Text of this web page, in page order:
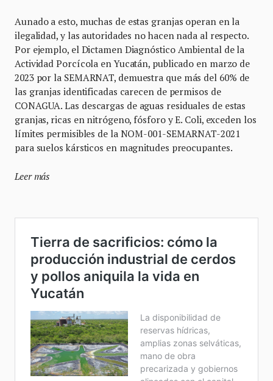
Aunado a esto, muchas de estas granjas operan en la
ilegalidad, y las autoridades no hacen nada al respecto.
Por ejemplo, el Dictamen Diagnóstico Ambiental de la
Actividad Porcícola en Yucatán, publicado en marzo de
2023 por la SEMARNAT, demuestra que más del 60% de
las granjas identificadas carecen de permisos de
CONAGUA. Las descargas de aguas residuales de estas
granjas, ricas en nitrógeno, fósforo y E. Coli, exceden los
límites permisibles de la NOM-001-SEMARNAT-2021
para suelos kársticos en magnitudes preocupantes.
Leer más